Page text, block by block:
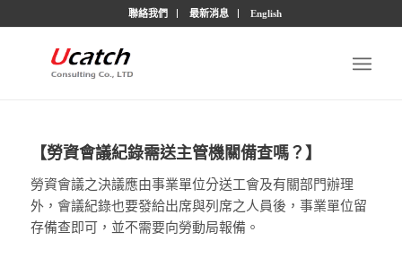
聯絡我們 最新消息 English
【勞資會議紀錄需送主管機關備查嗎？】
勞資會議之決議應由事業單位分送工會及有關部門辦理
外，會議紀錄也要發給出席與列席之人員後，事業單位留
存備查即可，並不需要向勞動局報備。